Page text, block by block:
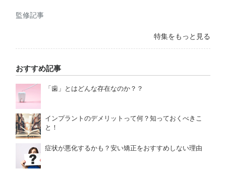
監修記事
特集をもっと見る
おすすめ記事
「歯」とはどんな存在なのか？？
インプラントのデメリットって何？知っておくべきこ
と！
症状が悪化するかも？安い矯正をおすすめしない理由